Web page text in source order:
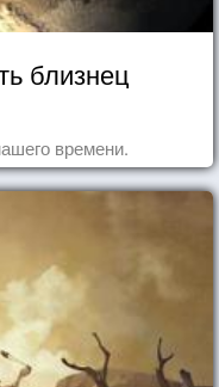
близнец
времени.